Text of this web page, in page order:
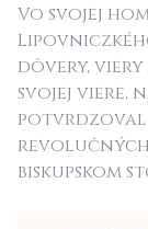
Vo svojej
dôvery,
svojej viere,
potvrdzoval
revolučných
biskupskom